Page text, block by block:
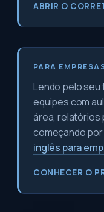
ABRIR O
PARA
Lendo pelo seu
equipes com
área, relatórios
começando por
inglês para
CONHECER O